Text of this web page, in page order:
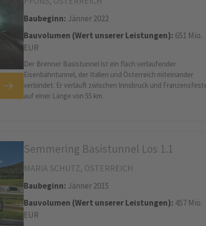
Baubeginn: Jänner 2022
Bauvolumen (Wert unserer Leistungen): 651 Mio.
EUR
Der Brenner Basistunnel ist ein flach verlaufender
Eisenbahntunnel, der Italien und Österreich miteinander
verbindet. Er verläuft zwischen Innsbruck und
auf einer Länge von 55 km.
Semmering Basistunnel Los 1.1
MARIA SCHUTZ, ÖSTERREICH
Baubeginn: Jänner 2015
Bauvolumen (Wert unserer Leistungen): 457 Mio.
EUR